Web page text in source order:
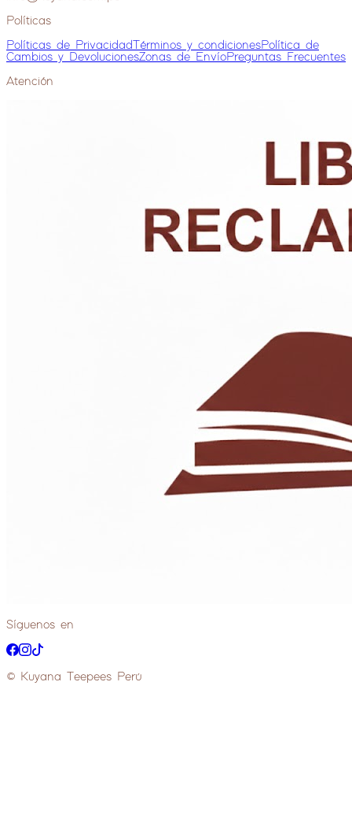
Políticas
Políticas de Privacidad Términos y condicionesPolítica de
Cambios y DevolucionesZonas de EnvíoPreguntas Frecuentes
Atención
Síguenos en
© Kuyana Teepees Perú